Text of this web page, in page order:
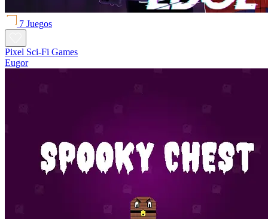
7 Juegos
Pixel Sci-Fi Games
Eugor